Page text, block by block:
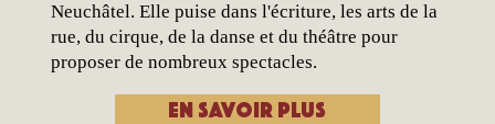
Neuchâtel. Elle puise dans l'écriture, les arts de la
rue, du cirque, de la danse et du théâtre pour
proposer de nombreux spectacles.
En savoir plus